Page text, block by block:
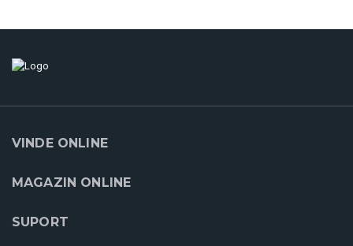
VINDE ONLINE
MAGAZIN ONLINE
SUPORT